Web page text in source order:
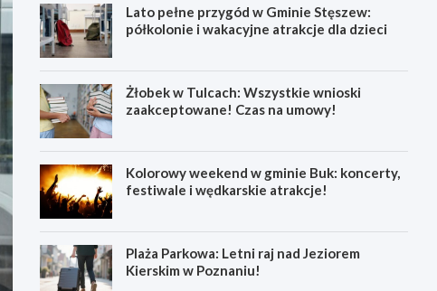
Lato pełne przygód w Gminie Stęszew:
półkolonie i wakacyjne atrakcje dla dzieci
Żłobek w Tulcach: Wszystkie wnioski
zaakceptowane! Czas na umowy!
Kolorowy weekend w gminie Buk: koncerty,
festiwale i wędkarskie atrakcje!
Plaża Parkowa: Letni raj nad Jeziorem
Kierskim w Poznaniu!